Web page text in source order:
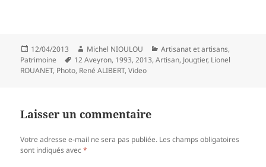
Publié
le
12/04/2013 Auteur
Michel NIOULOU Catégories
Artisanat et artisans,
Patrimoine
Mots-
clés
12 Aveyron, 1993,2013,Artisan, Jougtier, Lionel
ROUANET, Photo, René ALIBERT,Video
Laisser un commentaire
Votre adresse e-mail ne sera pas publiée. Les champs obligatoires
sont indiqués avec*